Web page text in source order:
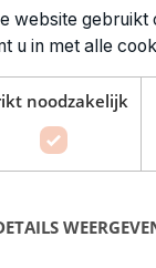
website gebruikt
u in met alle
noodzakelijk